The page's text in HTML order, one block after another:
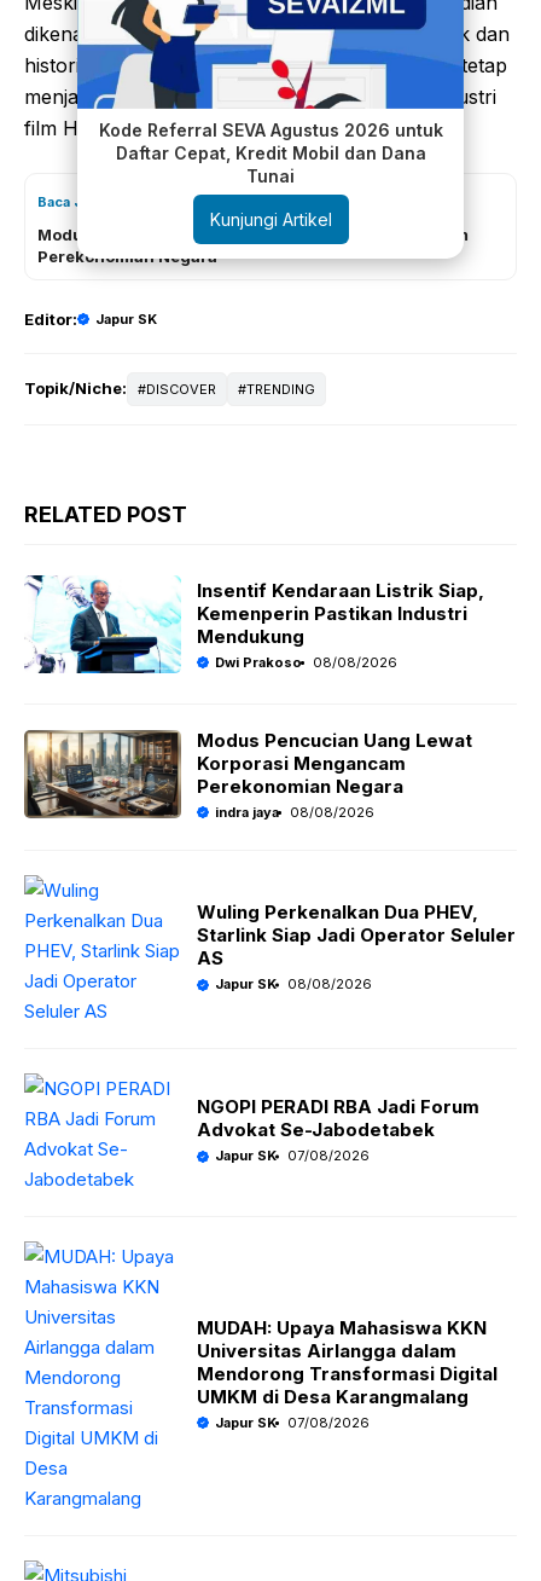
dikenang sebagai mahakarya dengan nilai artistik dan
historis yang tinggi. Hingga kini,Cleopatra
1963 tetap
menjadi simbol kemewahan dan keberanian industri
film Hollywood.
Baca Juga
Modus Pencucian Uang Lewat Korporasi Mengancam
Perekonomian Negara
Editor: Japur SK
Topik/Niche: DISCOVER TRENDING
RELATED POST
Insentif Kendaraan Listrik Siap,
Kemenperin Pastikan Industri
Mendukung
Dwi Prakoso 08/08/2026
Modus Pencucian Uang Lewat
Korporasi Mengancam
Perekonomian Negara
indra jaya 08/08/2026
Wuling Perkenalkan Dua PHEV,
Starlink Siap Jadi Operator Seluler
AS
Japur SK 08/08/2026
NGOPI PERADI RBA Jadi Forum
Advokat Se-Jabodetabek
Japur SK 07/08/2026
MUDAH: Upaya Mahasiswa KKN
Universitas Airlangga dalam
Mendorong Transformasi Digital
UMKM di Desa Karangmalang
Japur SK 07/08/2026
Kode Referral SEVA Agustus 2026 untuk
Daftar Cepat, Kredit Mobil dan Dana
Tunai
Kunjungi Artikel